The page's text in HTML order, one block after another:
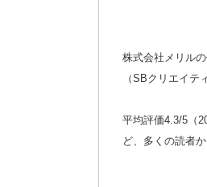
株式会社メリル
（SBクリエイテ
平均評価4.3/5（
ど、多くの読者